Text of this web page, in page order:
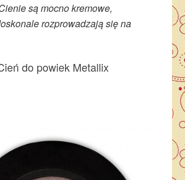
są mocno kremowe,
rozprowadzają się na
do powiek Metallix